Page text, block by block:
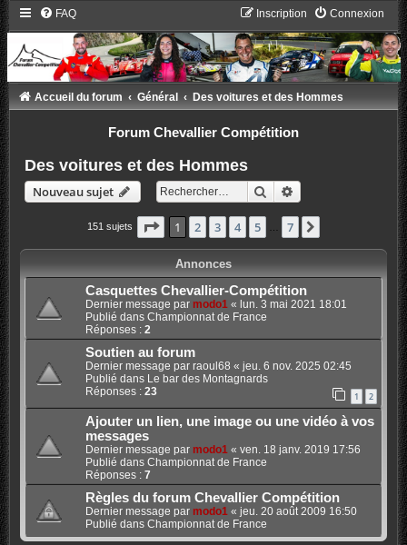
FAQ Connexion
Inscription
Accueil du forum Général Des voitures et des Hommes
Forum Chevallier Compétition
Des voitures et des Hommes
Nouveau sujet RechercherRecherche avancée
151 sujets Page 1sur7
1 2 3 4 5 7
Annonces
Casquettes Chevallier-Compétition
Dernier message par modo1« lun. 3 mai 2021 18:01
Publié dans Championnat de France
Réponses : 2
Soutien au forum
Dernier message par raoul68 « jeu. 6 nov. 2025 02:45
Publié dans Le bar des Montagnards
Réponses : 23 1 2
Ajouter un lien, une image ou une vidéo à vos
messages
Dernier message par modo1 « ven. 18 janv. 2019 17:56
Publié dans Championnat de France
Réponses : 7
Règles du forum Chevallier Compétition
Dernier message par modo1 « jeu. 20 août 2009 16:50
Publié dans Championnat de France